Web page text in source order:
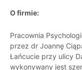
O firmie:
Pracownia
przez dr Joannę
Łańcucie przy ulicy
wykonywany jest